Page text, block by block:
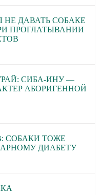
НЕ ДАВАТЬ СОБАКЕ
ПРОГЛАТЫВАНИИ
СИБА-ИНУ —
АБОРИГЕННОЙ
СОБАКИ ТОЖЕ
ДИАБЕТУ